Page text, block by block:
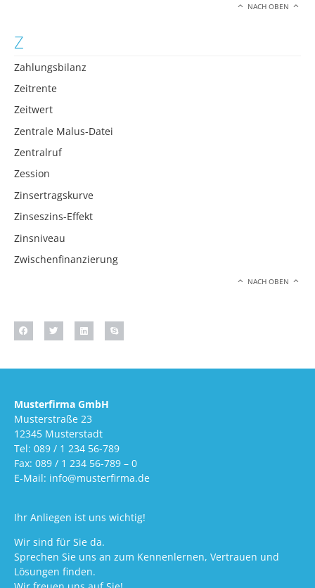
NACH OBEN
Z
Zahlungsbilanz
Zeitrente
Zeitwert
Zentrale Malus-Datei
Zentralruf
Zession
Zinsertragskurve
Zinseszins-Effekt
Zinsniveau
Zwischenfinanzierung
NACH OBEN
Musterfirma GmbH
Musterstraße 23
12345 Musterstadt
Tel: 089 / 1 234 56-789
Fax: 089 / 1 234 56-789 – 0
E-Mail: info@musterfirma.de
Ihr Anliegen ist uns wichtig!
Wir sind für Sie da.
Sprechen Sie uns an zum Kennenlernen, Vertrauen und
Lösungen finden.